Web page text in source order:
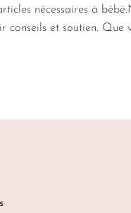
nécessaires à
et soutien. Que